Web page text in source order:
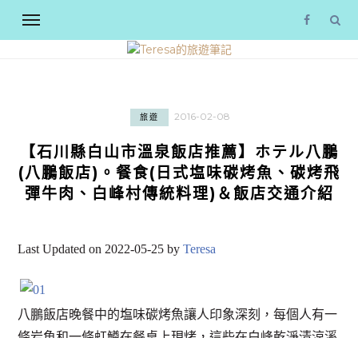
旅遊 2016-02-08
【石川縣白山市溫泉飯店推薦】ホテル八鵬
(八鵬飯店)。餐食(日式塩味碳烤魚、碳烤飛
彈牛肉、白峰村傳統料理)＆飯店交通介紹
Last Updated on 2022-05-25 byTeresa
八鵬飯店晚餐中的塩味碳烤魚讓人印象深刻，每個人有一